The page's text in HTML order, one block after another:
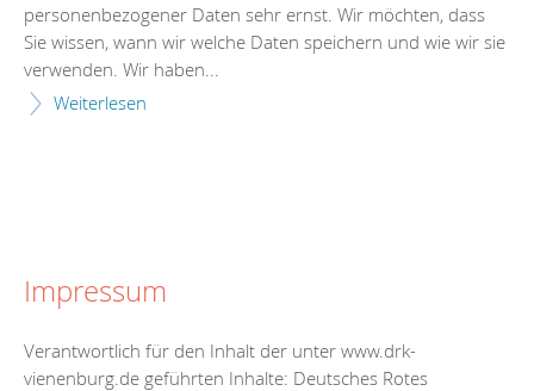
personenbezogener Daten sehr ernst. Wir möchten, dass
Sie wissen, wann wir welche Daten speichern und wie wir sie
verwenden. Wir haben...
Weiterlesen
Impressum
Verantwortlich für den Inhalt der unter www.drk-
vienenburg.de geführten Inhalte: Deutsches Rotes